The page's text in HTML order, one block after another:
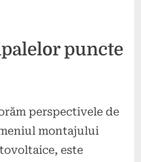
puncte
perspectivele de
montajului
este